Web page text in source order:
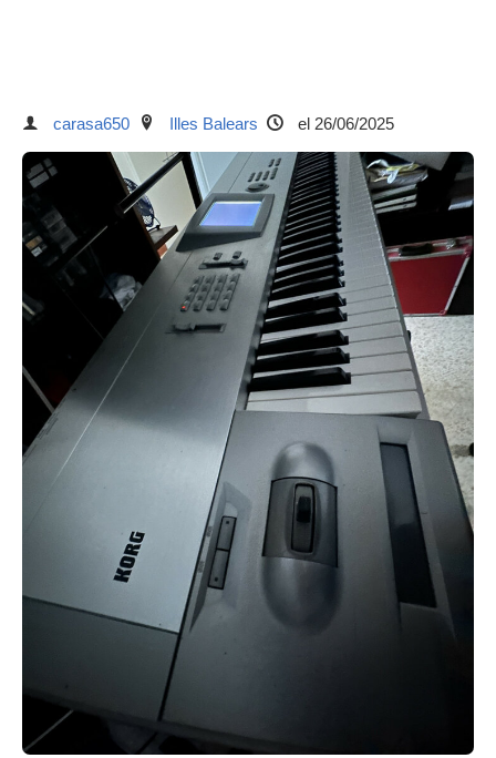
carasa650 Illes Balears el 26/06/2025